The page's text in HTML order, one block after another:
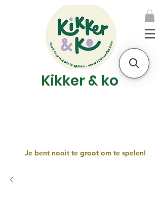
Kikker & ko
Je bent nooit te groot om te spelen!